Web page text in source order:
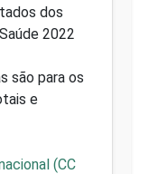
dos
2022
são para os
e
(CC